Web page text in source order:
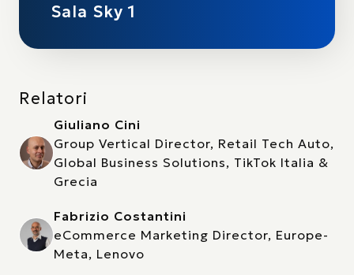
Sala Sky 1
Relatori
Giuliano Cini
Group Vertical Director, Retail Tech Auto,
Global Business Solutions, TikTok Italia &
Grecia
Fabrizio Costantini
eCommerce Marketing Director, Europe-
Meta, Lenovo